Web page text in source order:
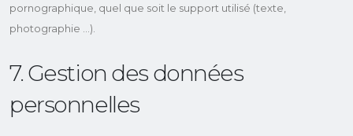
pornographique, quel que soit le support utilisé (texte,
photographie …).
7. Gestion des données
personnelles